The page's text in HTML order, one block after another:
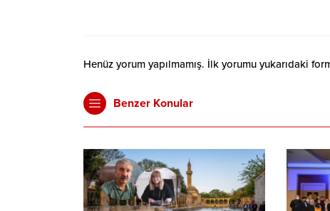
Henüz yorum yapılmamış. İlk yorumu yukarıdaki
Benzer Konular